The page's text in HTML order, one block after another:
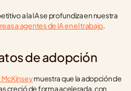
a la IA se profundiza en nuestra
a agentes de IA en el trabajo.
de adopción
McKinsey muestra que la adopción de
creció de forma acelerada, con